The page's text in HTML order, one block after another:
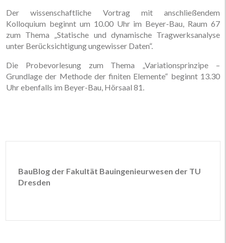
Der wissenschaftliche Vortrag mit anschließendem
Kolloquium beginnt um 10.00 Uhr im Beyer-Bau, Raum 67
zum Thema „Statische und dynamische Tragwerksanalyse
unter Berücksichtigung ungewisser Daten“.
Die Probevorlesung zum Thema „Variationsprinzipe –
Grundlage der Methode der finiten Elemente“ beginnt 13.30
Uhr ebenfalls im Beyer-Bau, Hörsaal 81.
BauBlog der Fakultät Bauingenieurwesen der TU
Dresden